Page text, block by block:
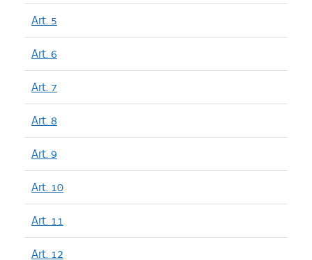
Art. 5
Art. 6
Art. 7
Art. 8
Art. 9
Art. 10
Art. 11
Art. 12